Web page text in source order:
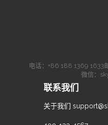
电话： +86 188 1369 1633
微信：
联系我们
关于我们